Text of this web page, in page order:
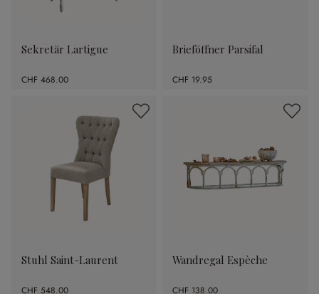
Sekretär Lartigue
CHF 468.00
Brieföffner Parsifal
CHF 19.95
Stuhl Saint-Laurent
CHF 548.00
Wandregal Espèche
CHF 138.00